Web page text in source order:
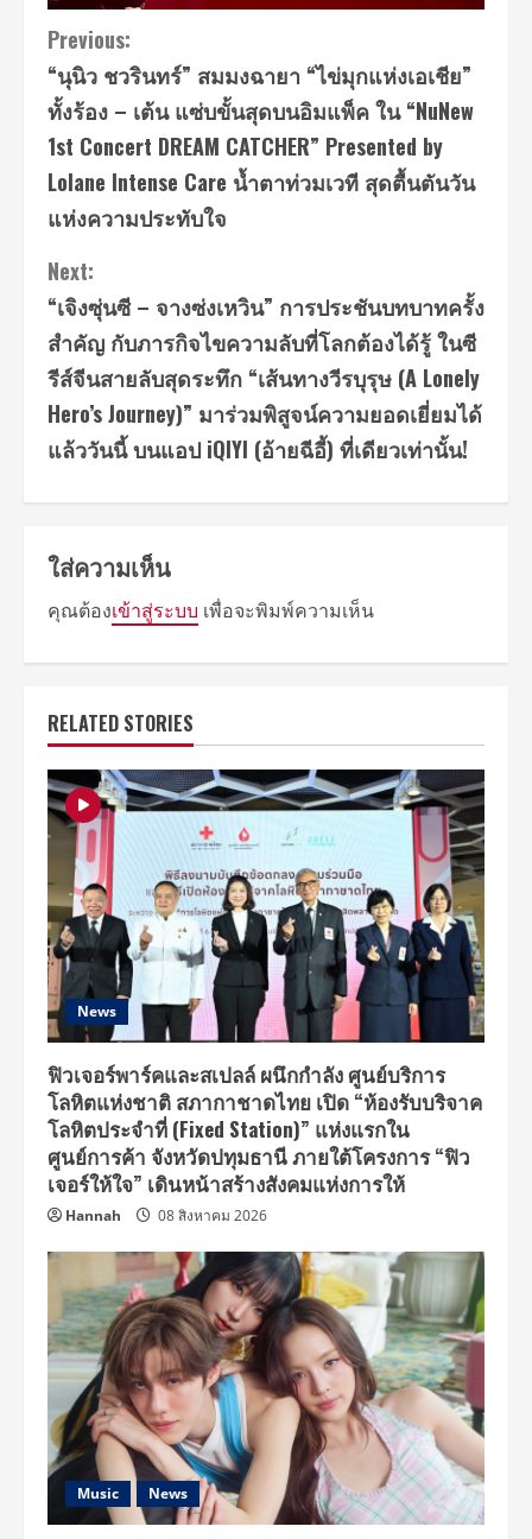
Continue
Reading
Previous:
“นุนิว ชวรินทร์” สมมงฉายา “ไข่มุกแห่งเอเชีย”
ทั้งร้อง – เต้น แซ่บขั้นสุดบนอิมแพ็ค ใน “NuNew
1st Concert DREAM CATCHER” Presented by
Lolane Intense Care น้ำตาท่วมเวที สุดตื้นตันวัน
แห่งความประทับใจ
Next:
“เจิงซุ่นซี – จางซ่งเหวิน” การประชันบทบาทครั้ง
สำคัญ กับภารกิจไขความลับที่โลกต้องได้รู้ ในซี
รีส์จีนสายลับสุดระทึก “เส้นทางวีรบุรุษ (A Lonely
Hero’s Journey)” มาร่วมพิสูจน์ความยอดเยี่ยมได้
แล้ววันนี้ บนแอป iQIYI (อ้ายฉีอี้) ที่เดียวเท่านั้น!
ใส่ความเห็น
คุณต้องเข้าสู่ระบบ เพื่อจะพิมพ์ความเห็น
RELATED STORIES
News
ฟิวเจอร์พาร์คและสเปลล์ ผนึกกำลัง ศูนย์บริการ
โลหิตแห่งชาติ สภากาชาดไทย เปิด “ห้องรับบริจาค
โลหิตประจำที่ (Fixed Station)” แห่งแรกใน
ศูนย์การค้า จังหวัดปทุมธานี ภายใต้โครงการ “ฟิว
เจอร์ให้ใจ” เดินหน้าสร้างสังคมแห่งการให้
Hannah 08 สิงหาคม 2026
Music News